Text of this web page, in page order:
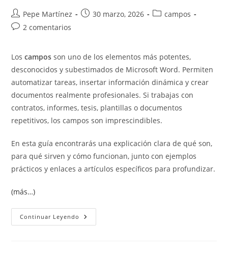
Autor
de
Pepe Martínez
Publicación
30 marzo, 2026
Categoría
campos
Comentarios
entrada:
2 comentarios
Loscampos son uno de los elementos más potentes,
desconocidos y subestimados de Microsoft Word. Permiten
automatizar tareas, insertar información dinámica y crear
documentos realmente profesionales. Si trabajas con
contratos, informes, tesis, plantillas o documentos
repetitivos, los campos son imprescindibles.
En esta guía encontrarás una explicación clara de qué son,
para qué sirven y cómo funcionan, junto con ejemplos
prácticos y enlaces a artículos específicos para profundizar.
(más…)
Continuar Leyendo Qué
Son